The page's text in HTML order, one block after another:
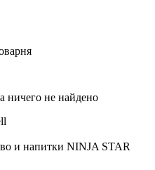
ничего не найдено
и напитки NINJA STAR